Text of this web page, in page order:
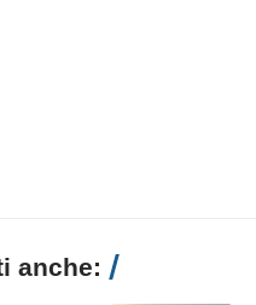
anche: